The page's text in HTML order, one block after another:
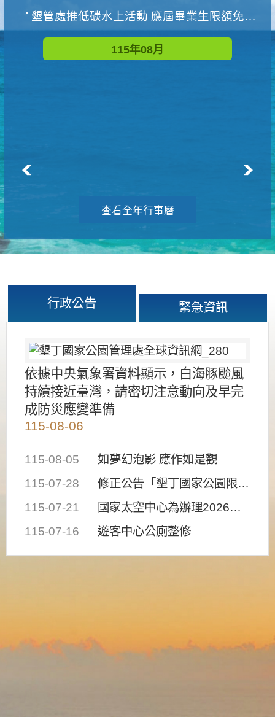
墾管處推低碳水上活動 應屆畢業生限額免費參加
115年08月
查看全年行事曆
行政公告 緊急資訊
依據中央氣象署資料顯示，白海豚颱風
持續接近臺灣，請密切注意動向及早完
成防災應變準備
115-08-06
115-08-05
如夢幻泡影 應作如是觀
115-07-28
修正公告「墾丁國家公園限制水域遊憩活動之種類、範圍、時間及行為」，自即日生效。
115-07-21
國家太空中心為辦理2026台灣盃火箭競賽，陸、海、空域警戒及協調相關事宜，因颱風備案事宜
115-07-16
遊客中心公廁整修